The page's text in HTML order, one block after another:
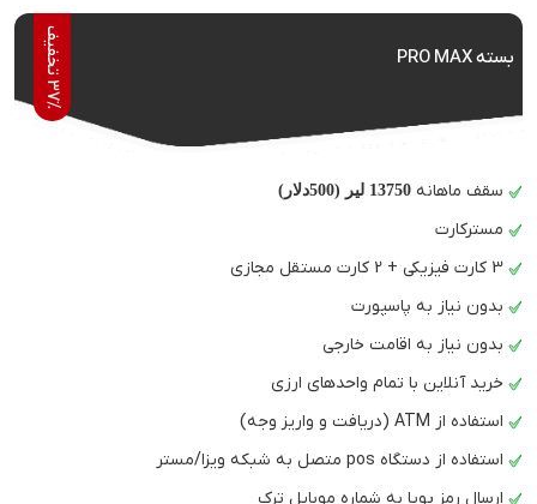
بسته PRO MAX
3
7
%
ت
خ
ف
ی
ف
سقف ماهانه 13750 لیر (500دلار)
مسترکارت
بدون نیاز به پاسپورت
بدون نیاز به اقامت خارجی
خرید آنلاین با تمام واحدهای ارزی
استفاده از ATM (دریافت و واریز وجه)
استفاده از دستگاه pos متصل به شبکه ویزا/مستر
ارسال رمز پویا به شماره موبایل ترک